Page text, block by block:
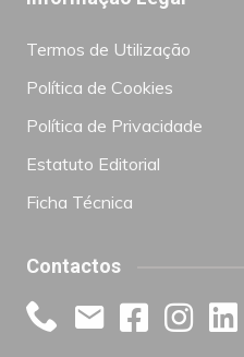
Termos de Utilização
Política de Cookies
Política de Privacidade
Estatuto Editorial
Ficha Técnica
Contactos